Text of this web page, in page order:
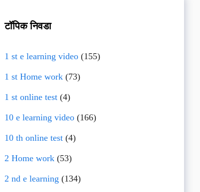
टॉपिक निवडा
1 st e learning video(155)
1 st Home work(73)
1 st online test(4)
10 e learning video(166)
10 th online test(4)
2 Home work(53)
2 nd e learning (134)